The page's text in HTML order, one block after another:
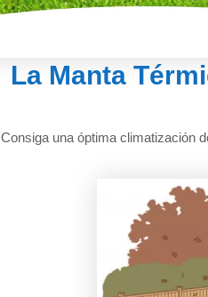
La Manta
Consiga una óptima climatización